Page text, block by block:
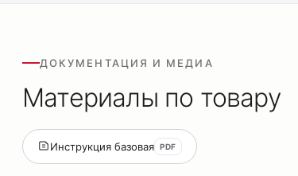
ДОКУМЕНТАЦИЯ И МЕДИА
Материалы по товару
Инструкция базовая PDF